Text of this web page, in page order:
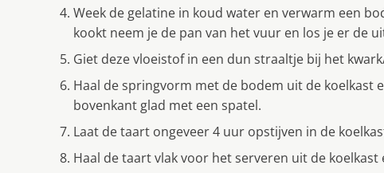
Week de gelatine in koud water en verwarm een
kookt neem je de pan van het vuur en los je er de
Giet deze vloeistof in een dun straaltje bij het
Haal de springvorm met de bodem uit de koelkast
bovenkant glad met een spatel.
Laat de taart ongeveer 4 uur opstijven in de
Haal de taart vlak voor het serveren uit de